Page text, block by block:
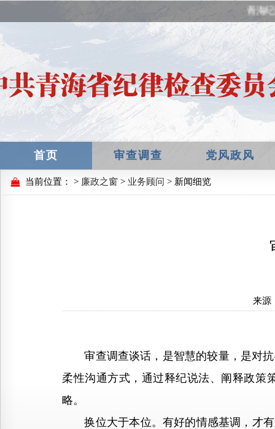
青海
首页 审查调查 党风政风
当前位置： > 廉政之窗 > 业务顾问 > 新闻细览
来源
审查调查谈话，是智慧的较量，是对抗
柔性沟通方式，通过释纪说法、阐释政策
略。
换位大于本位。有好的情感基调，才有